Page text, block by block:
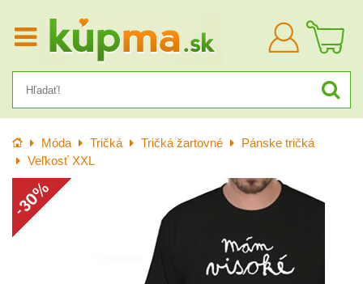
Prihlásiť
sa
Úvod Móda Tričká Tričká žartovné
Pánske tričká
Veľkosť XXL